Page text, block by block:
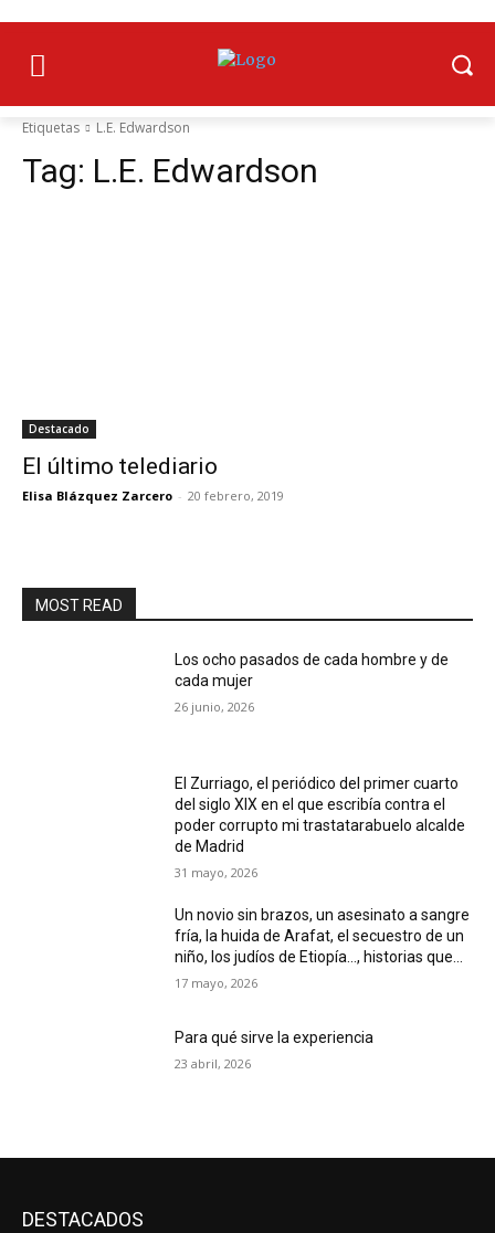
Etiquetas L.E. Edwardson
Tag: L.E. Edwardson
Destacado
El último telediario
Elisa Blázquez Zarcero - 20 febrero, 2019
MOST READ
Los ocho pasados de cada hombre y de
cada mujer
26 junio, 2026
El Zurriago, el periódico del primer cuarto
del siglo XIX en el que escribía contra el
poder corrupto mi trastatarabuelo alcalde
de Madrid
31 mayo, 2026
Un novio sin brazos, un asesinato a sangre
fría, la huida de Arafat, el secuestro de un
niño, los judíos de Etiopía…, historias que...
17 mayo, 2026
Para qué sirve la experiencia
23 abril, 2026
DESTACADOS